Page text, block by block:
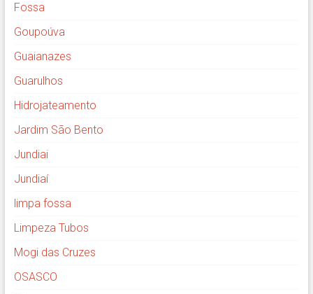
Fossa
Goupoúva
Guaianazes
Guarulhos
Hidrojateamento
Jardim São Bento
Jundiai
Jundiaí
limpa fossa
Limpeza Tubos
Mogi das Cruzes
OSASCO